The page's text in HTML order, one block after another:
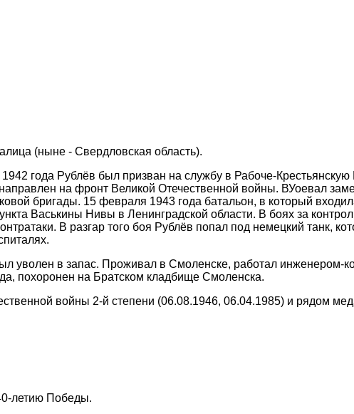
(ныне - Свердловская область).
года Рублёв был призван на службу в Рабоче-
на фронт Великой Отечественной войны. ВУоевал
бригады. 15 февраля 1943 года батальон, в который
Васькины Нивы в Ленинградской области. В боях за
В разгар того боя Рублёв попал под немецкий танк,
уволен в запас. Проживал в Смоленске, работал инженером-
похоронен на Братском кладбище Смоленска.
войны 2-й степени (06.08.1946, 06.04.1985) и рядом
летию Победы.